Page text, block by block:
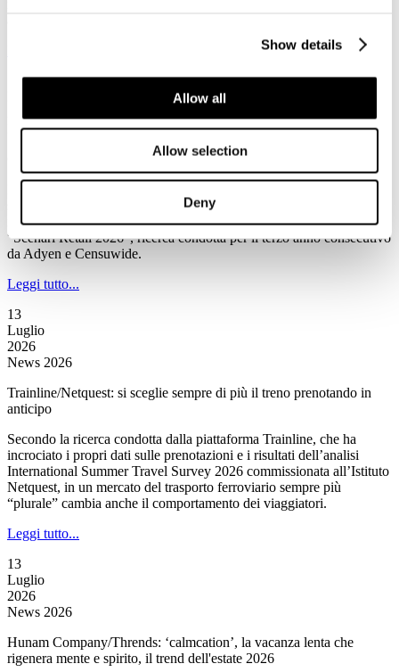
Show details
Allow all
Allow selection
Deny
News 2026
Censuwide/Ayden: Assistenti IA sempre più presenti negli acquisti
supporto agli acquisti, ma si prepara a diventare un vero e proprio
intermediario commerciale secondo quanto emerge all’interno di
“Scenari Retail 2026”, ricerca condotta per il terzo anno consecutivo
da Adyen e Censuwide.
Leggi tutto...
13
Luglio
2026
News 2026
Trainline/Netquest: si sceglie sempre di più il treno prenotando in
anticipo
Secondo la ricerca condotta dalla piattaforma Trainline, che ha
incrociato i propri dati sulle prenotazioni e i risultati dell’analisi
International Summer Travel Survey 2026 commissionata all’Istituto
Netquest, in un mercato del trasporto ferroviario sempre più
“plurale” cambia anche il comportamento dei viaggiatori.
Leggi tutto...
13
Luglio
2026
News 2026
Hunam Company/Thrends: ‘calmcation’, la vacanza lenta che
rigenera mente e spirito, il trend dell'estate 2026